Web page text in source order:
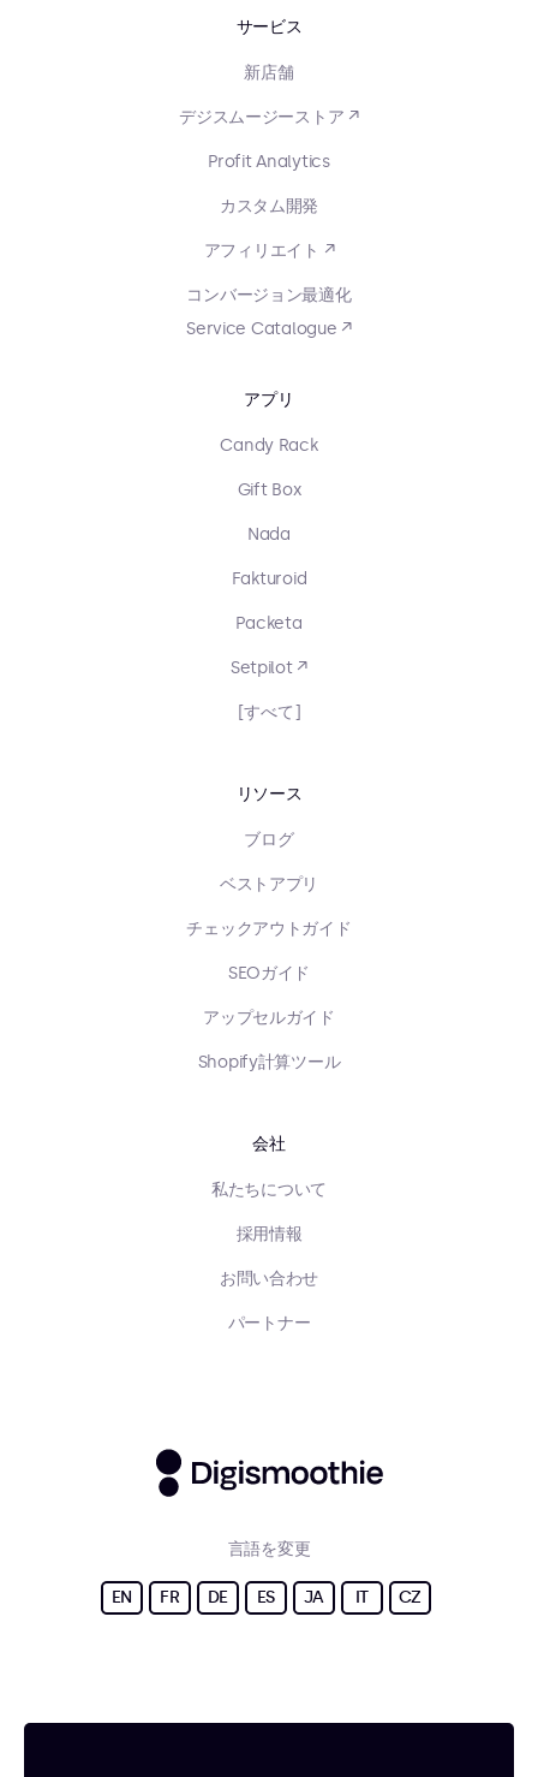
サービス
新店舗
デジスムージーストア ↗
Profit Analytics
カスタム開発
アフィリエイト ↗
コンバージョン最適化
Service Catalogue ↗
アプリ
Candy Rack
Gift Box
Nada
Fakturoid
Packeta
Setpilot ↗
[すべて]
リソース
ブログ
ベストアプリ
チェックアウトガイド
SEOガイド
アップセルガイド
Shopify計算ツール
会社
私たちについて
採用情報
お問い合わせ
パートナー
言語を変更
EN FR DE ES JA IT CZ